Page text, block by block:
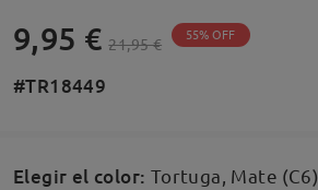
9,95 € 21,95 € 55% OFF
#TR18449
Elegir el color: Tortuga, Mate (C6)